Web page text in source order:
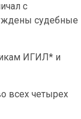
с
судебные
ИГИЛ* и
всех четырех